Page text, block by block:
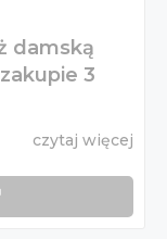
damską
3
czytaj więcej